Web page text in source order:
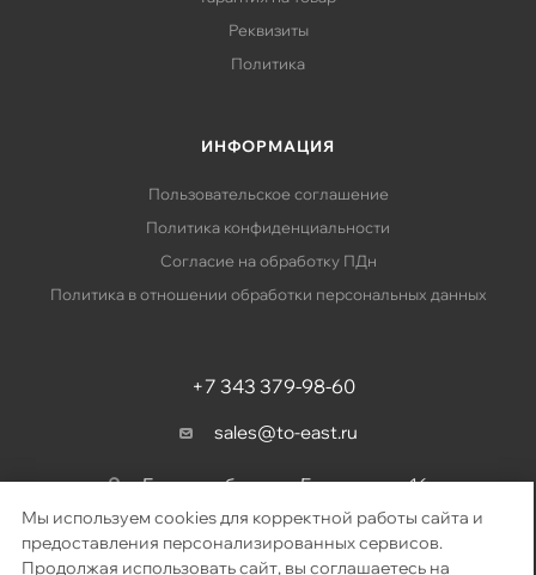
Мы используем cookies для корректной работы сайта и
предоставления персонализированных сервисов.
Продолжая использовать сайт, вы соглашаетесь на
Реквизиты
Политика
ИНФОРМАЦИЯ
Пользовательское соглашение
Политика конфиденциальности
Согласие на обработку ПДн
Политика в отношении обработки персональных данных
+7 343 379-98-60
sales@to-east.ru
Екатеринбург, ул. Барвинка, д. 16